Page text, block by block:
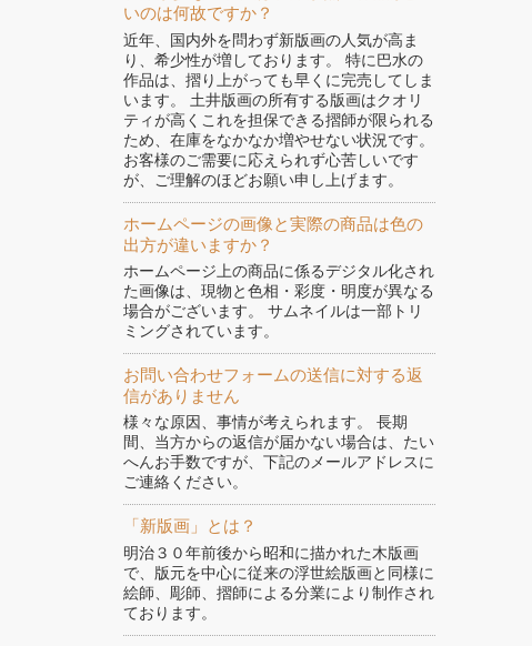
いのは何故ですか？
近年、国内外を問わず新版画の人気が高ま
り、希少性が増しております。 特に巴水の
作品は、摺り上がっても早くに完売してしま
います。 土井版画の所有する版画はクオリ
ティが高くこれを担保できる摺師が限られる
ため、在庫をなかなか増やせない状況です。
お客様のご需要に応えられず心苦しいです
が、ご理解のほどお願い申し上げます。
ホームページの画像と実際の商品は色の
出方が違いますか？
ホームページ上の商品に係るデジタル化され
た画像は、現物と色相・彩度・明度が異なる
場合がございます。 サムネイルは一部トリ
ミングされています。
お問い合わせフォームの送信に対する返
信がありません
様々な原因、事情が考えられます。 長期
間、当方からの返信が届かない場合は、たい
へんお手数ですが、下記のメールアドレスに
ご連絡ください。
「新版画」とは？
明治３０年前後から昭和に描かれた木版画
で、版元を中心に従来の浮世絵版画と同様に
絵師、彫師、摺師による分業により制作され
ております。